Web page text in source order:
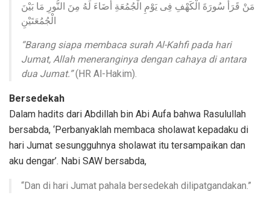
مَنْ قَرَأَ سُورَةَ الْكَهْفِ فِى يَوْمِ الْجُمُعَةِ أَضَاءَ لَهُ مِنَ النُّورِ مَا بَيْنَ
الْجُمُعَتَيْنِ
“Barang siapa membaca surah Al-Kahfi pada hari
Jumat, Allah meneranginya dengan cahaya di antara
dua Jumat.”(HR Al-Hakim).
Bersedekah
Dalam hadits dari Abdillah bin Abi Aufa bahwa Rasulullah
bersabda, ‘Perbanyaklah membaca sholawat kepadaku di
hari Jumat sesungguhnya sholawat itu tersampaikan dan
aku dengar’. Nabi SAW bersabda,
“Dan di hari Jumat pahala bersedekah dilipatgandakan.”